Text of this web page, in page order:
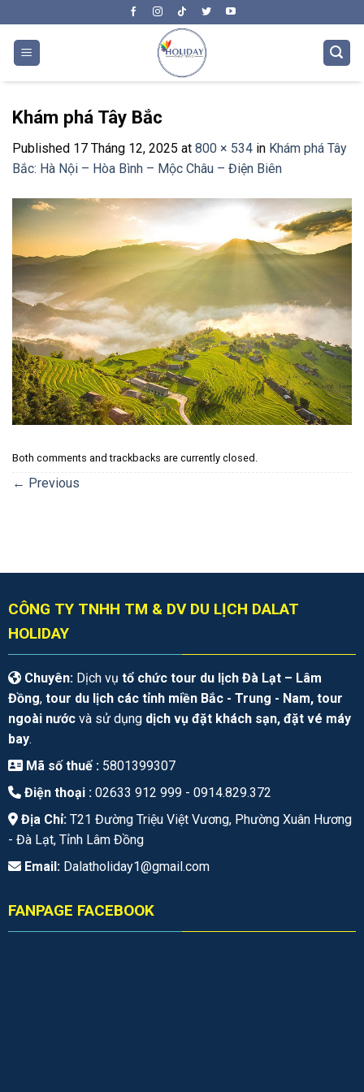
to
content
Khám phá Tây Bắc
Published 17 Tháng 12, 2025 at 800 × 534 in Khám phá Tây
Bắc: Hà Nội – Hòa Bình – Mộc Châu – Điện Biên
Both comments and trackbacks are currently closed.
← Previous
CÔNG TY TNHH TM & DV DU LỊCH DALAT
HOLIDAY
Chuyên:Dịch vụ tổ chức tour du lịch Đà Lạt – Lâm
Đồng, tour du lịch các tỉnh miền Bắc - Trung - Nam, tour
ngoài nướcvà sử dụng dịch vụ đặt khách sạn, đặt vé máy
bay.
Mã số thuế : 5801399307
Điện thoại : 02633 912 999 - 0914.829.372
Địa Chỉ: T21 Đường Triệu Việt Vương, Phường Xuân Hương
- Đà Lạt, Tỉnh Lâm Đồng
Email: Dalatholiday1@gmail.com
FANPAGE FACEBOOK